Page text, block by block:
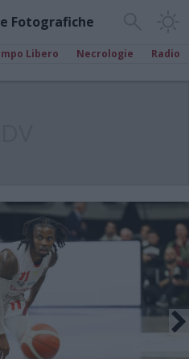
Fotografiche
Libero Necrologie Radio